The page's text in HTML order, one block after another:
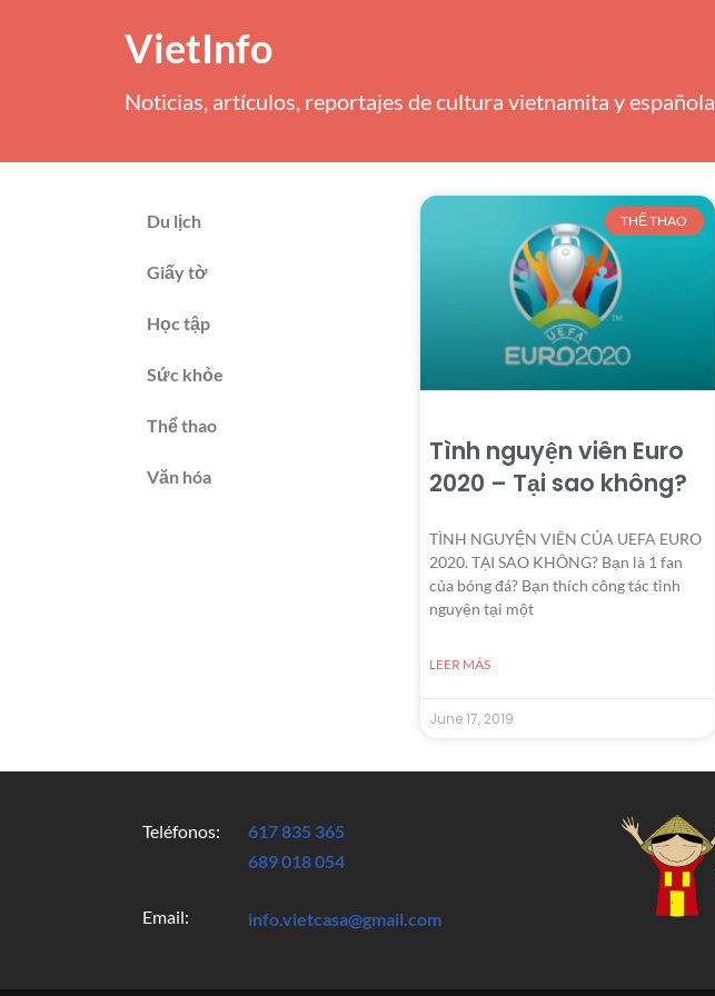
VietInfo
Noticias, artículos, reportajes de cultura vietnamita y española
Du lịch
Giấy tờ
Học tập
Sức khỏe
Thể thao
Văn hóa
THỂ THAO
Tình nguyện viên Euro
2020 – Tại sao không?
TÌNH NGUYỆN VIÊN CỦA UEFA EURO
2020. TẠI SAO KHÔNG? Bạn là 1 fan
của bóng đá? Bạn thích công tác tình
nguyện tại một
LEER MÁS
June 17, 2019
Teléfonos:
Email:
617 835 365
689 018 054
info.vietcasa@gmail.com